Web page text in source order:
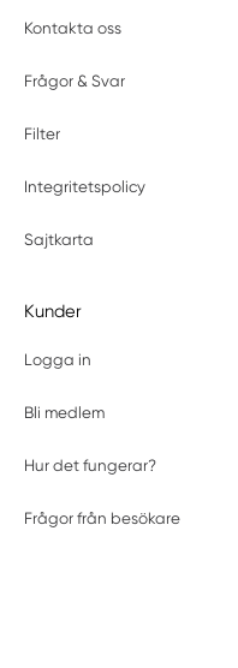
Kontakta oss
Frågor & Svar
Filter
Integritetspolicy
Sajtkarta
Kunder
Logga in
Bli medlem
Hur det fungerar?
Frågor från besökare